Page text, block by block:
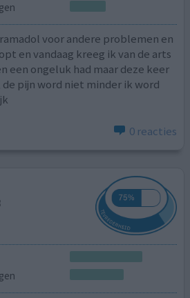
voor andere problemen en
en vandaag kreeg ik van de arts
een ongeluk had maar deze keer
pijn word niet minder ik word
0 reacties